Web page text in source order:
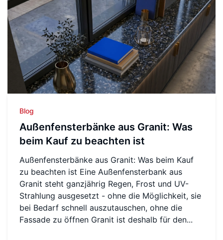
Blog
Außenfensterbänke aus Granit: Was
beim Kauf zu beachten ist
Außenfensterbänke aus Granit: Was beim Kauf
zu beachten ist Eine Außenfensterbank aus
Granit steht ganzjährig Regen, Frost und UV-
Strahlung ausgesetzt - ohne die Möglichkeit, sie
bei Bedarf schnell auszutauschen, ohne die
Fassade zu öffnen Granit ist deshalb für den...